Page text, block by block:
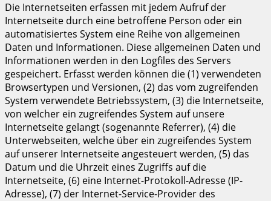
Die Internetseiten erfassen mit jedem Aufruf der
Internetseite durch eine betroffene Person oder ein
automatisiertes System eine Reihe von allgemeinen
Daten und Informationen. Diese allgemeinen Daten und
Informationen werden in den Logfiles des Servers
gespeichert. Erfasst werden können die (1) verwendeten
Browsertypen und Versionen, (2) das vom zugreifenden
System verwendete Betriebssystem, (3) die Internetseite,
von welcher ein zugreifendes System auf unsere
Internetseite gelangt (sogenannte Referrer), (4) die
Unterwebseiten, welche über ein zugreifendes System
auf unserer Internetseite angesteuert werden, (5) das
Datum und die Uhrzeit eines Zugriffs auf die
Internetseite, (6) eine Internet-Protokoll-Adresse (IP-
Adresse), (7) der Internet-Service-Provider des